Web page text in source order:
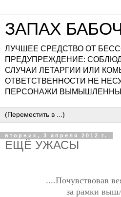
ЗАПАХ
ЛУЧШЕЕ СРЕДСТВО ОТ
ПРЕДУПРЕЖДЕНИЕ:
СЛУЧАИ ЛЕТАРГИИ ИЛИ
ОТВЕТСТВЕННОСТИ НЕ
ПЕРСОНАЖИ
вторник, 3 апреля 2012 г.
ЕЩЁ УЖАСЫ
....Почувствовав
за рамки